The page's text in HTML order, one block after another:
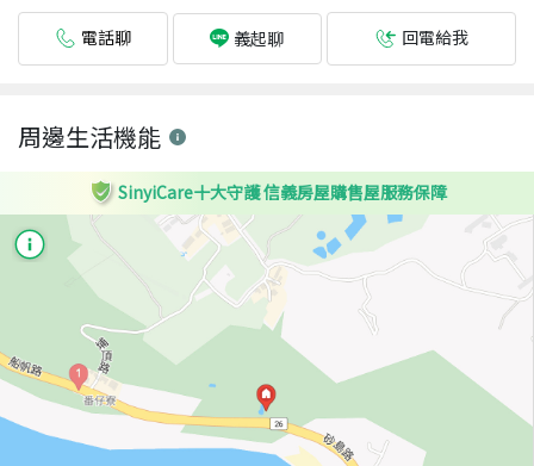
電話聊 義起聊 回電給我
周邊生活機能
SinyiCare十大守護 信義房屋購售屋服務保障